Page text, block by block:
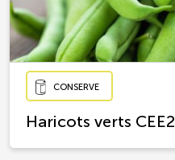
CONSERVE
Haricots verts CEE2